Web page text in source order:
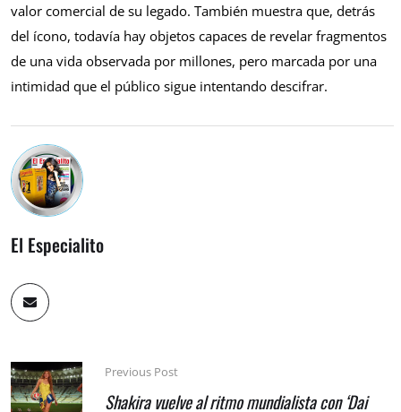
valor comercial de su legado. También muestra que, detrás
del ícono, todavía hay objetos capaces de revelar fragmentos
de una vida observada por millones, pero marcada por una
intimidad que el público sigue intentando descifrar.
El Especialito
Previous Post
Shakira vuelve al ritmo mundialista con ‘Dai